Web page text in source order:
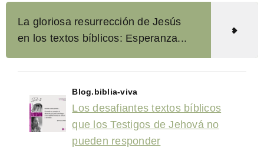
La gloriosa resurrección de Jesús
en los textos bíblicos: Esperanza...
Blog.biblia-viva
Los desafiantes textos bíblicos
que los Testigos de Jehová no
pueden responder